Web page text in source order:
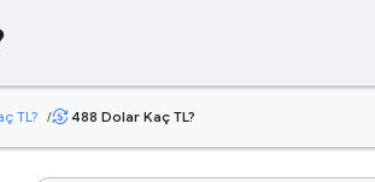
TL? /currency_exchange 488 Dolar Kaç TL?